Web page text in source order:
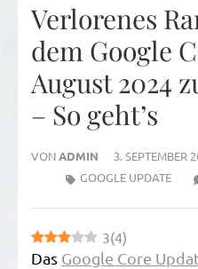
Verlorenes
dem Google
August 2024
– So geht’s
VONADMIN
3. SEPTEMBER
GOOGLE UPDATE
3(4)
Das Google Core